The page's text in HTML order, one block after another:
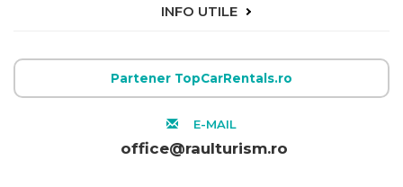
INFO UTILE
Partener TopCarRentals.ro
E-MAIL
office@raulturism.ro